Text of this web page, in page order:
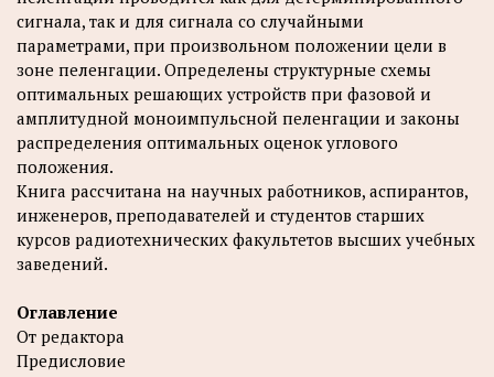
сигнала, так и для сигнала со случайными
параметрами, при произвольном положении цели в
зоне пеленгации. Определены структурные схемы
оптимальных решающих устройств при фазовой и
амплитудной моноимпульсной пеленгации и законы
распределения оптимальных оценок углового
положения.
Книга рассчитана на научных работников, аспирантов,
инженеров, преподавателей и студентов старших
курсов радиотехнических факультетов высших учебных
заведений.
Оглавление
От редактора
Предисловие